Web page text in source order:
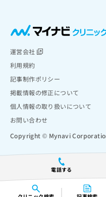
電話する
運営会社
利用規約
記事制作ポリシー
掲載情報の修正について
個人情報の取り扱いについて
お問い合わせ
Copyright © Mynavi